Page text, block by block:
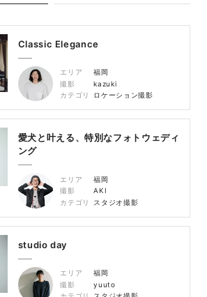
Classic Elegance
エリア
福岡
撮影
kazuki
カテゴリ
ロケーション撮影
愛犬と叶える、特別なフォトウェディ
ング
エリア
福岡
撮影
AKI
カテゴリ
スタジオ撮影
studio day
エリア
福岡
撮影
yuuto